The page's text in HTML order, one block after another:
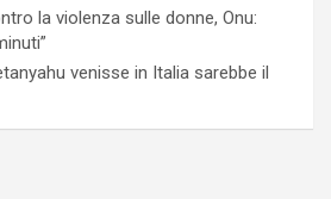
la violenza sulle donne, Onu:
venisse in Italia sarebbe il